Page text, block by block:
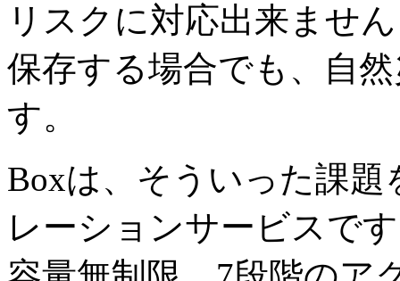
リスクに対応出来ませ
保存する場合でも、自
す。
Boxは、そういった課
レーションサービスで